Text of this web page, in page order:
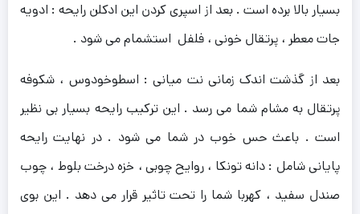
بسیار بالا برده است . بعد از اسپری کردن این ادکلن رایحه : ادویه
جات معطر ، پرتقال خونی ، فلفل استشمام می شود .
بعد از گذشت اندک زمانی نت میانی : اسطوخودوس ، شکوفه
پرتقال به مشام شما می رسد . این ترکیب رایحه بسیار بی نظیر
است . باعث حس خوب در شما می شود . در نهایت رایحه
پایانی شامل : دانه تونکا ، روایح چوبی ، خزه درخت بلوط ، چوب
صندل سفید ، کهربا شما را تحت تاثیر قرار می دهد . این بوی